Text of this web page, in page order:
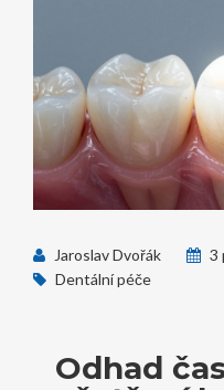
Jaroslav Dvořák 3
Dentální péče
Odhad